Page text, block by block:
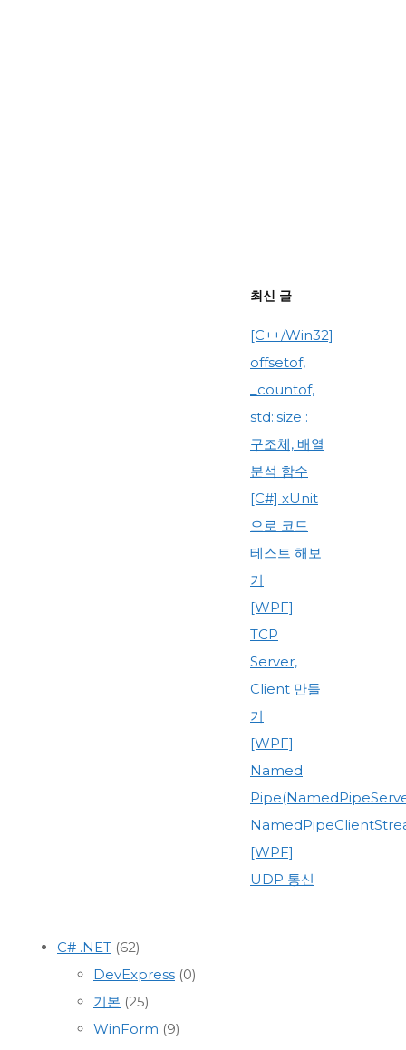
최신 글
[C++/Win32]
offsetof,
_countof,
std::size :
구조체, 배열
분석 함수
[C#] xUnit
으로 코드
테스트 해보
기
[WPF]
TCP
Server,
Client 만들
기
[WPF]
Named
[WPF]
UDP 통신
C# .NET (62)
DevExpress (0)
기본 (25)
WinForm (9)